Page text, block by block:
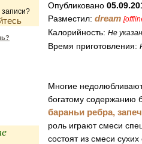
Опубликовано
Разместил: dream
Калорийность: Не
Время приготовления:
Многие
богатому содержанию
бараньи ребра,
роль играют смеси
состоят из смеси